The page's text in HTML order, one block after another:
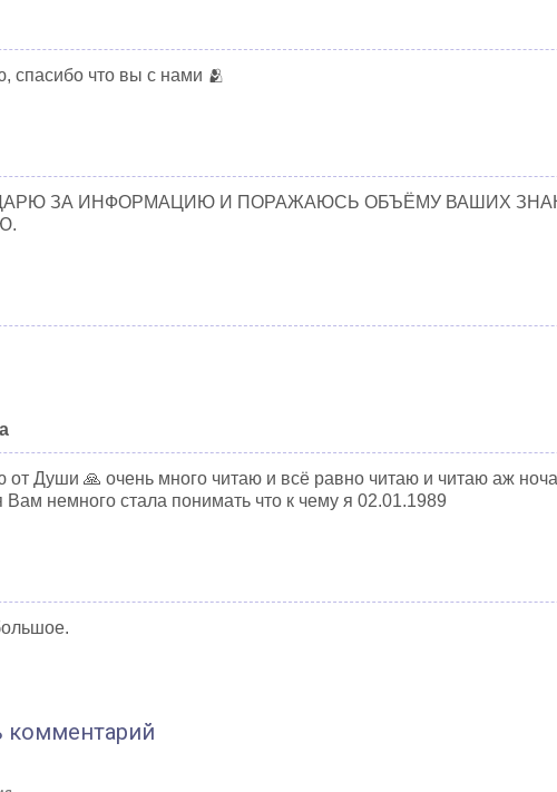
спасибо что вы с нами 🫂
ЗА ИНФОРМАЦИЮ И ПОРАЖАЮСЬ ОБЪЁМУ ВАШИХ
от Души 🙏 очень много читаю и всё равно читаю и читаю аж
Вам немного стала понимать что к чему я 02.01.1989
комментарий